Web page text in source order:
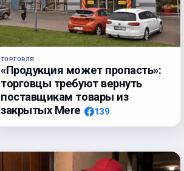
ТОРГОВЛЯ
«Продукция может пропасть»:
торговцы требуют вернуть
поставщикам товары из
закрытых Mere
139